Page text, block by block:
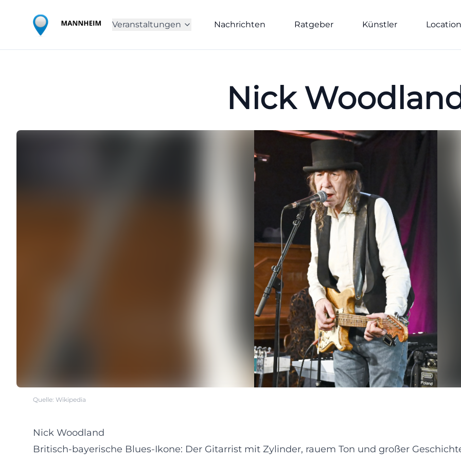
Veranstaltungen Nachrichten Ratgeber Künstler
Nick
Quelle: Wikipedia
Nick Woodland
Britisch-bayerische Blues-Ikone: Der Gitarrist mit Zylinder, rauem Ton und großer